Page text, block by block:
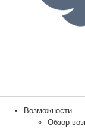
Возможности
Обзор